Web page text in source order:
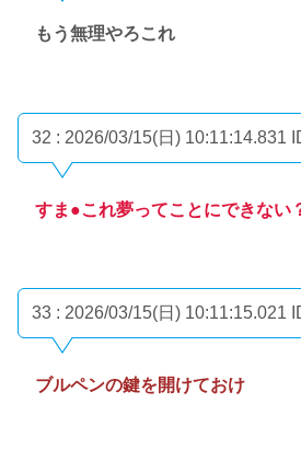
もう無理やろこれ
32 : 2026/03/15(日) 10:11:14.831
すま●これ夢ってことにできない
33 : 2026/03/15(日) 10:11:15.021
ブルペンの鍵を開けておけ